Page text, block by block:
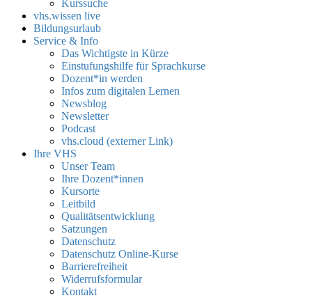
Kurssuche
vhs.wissen live
Bildungsurlaub
Service & Info
Das Wichtigste in Kürze
Einstufungshilfe für Sprachkurse
Dozent*in werden
Infos zum digitalen Lernen
Newsblog
Newsletter
Podcast
vhs.cloud (externer Link)
Ihre VHS
Unser Team
Ihre Dozent*innen
Kursorte
Leitbild
Qualitätsentwicklung
Satzungen
Datenschutz
Datenschutz Online-Kurse
Barrierefreiheit
Widerrufsformular
Kontakt